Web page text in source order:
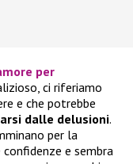
per
ci riferiamo
e che potrebbe
dalle delusioni.
per la
e sembra